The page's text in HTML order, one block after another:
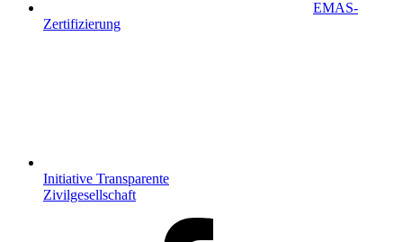
EMAS-
Zertifizierung
Initiative Transparente
Zivilgesellschaft